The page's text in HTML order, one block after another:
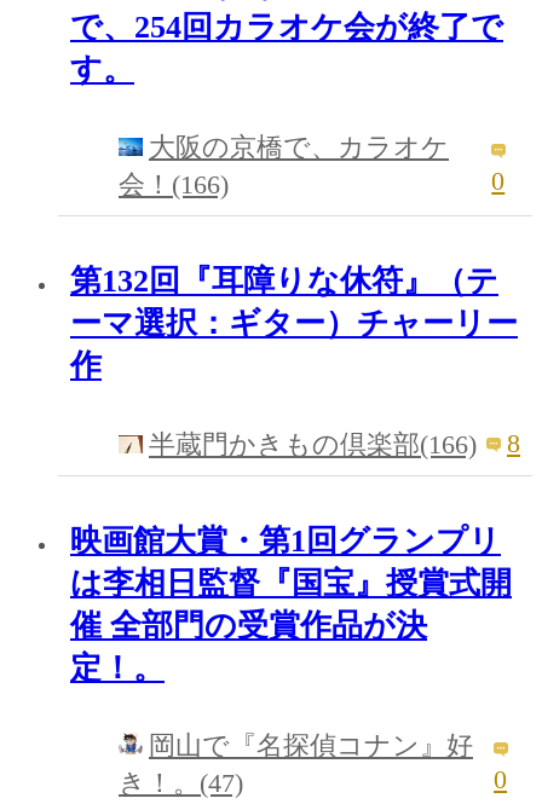
で、254回カラオケ会が終了で
す。
大阪の京橋で、カラオケ
会！(166)
0
第132回『耳障りな休符』（テ
ーマ選択：ギター）チャーリー
作
半蔵門かきもの倶楽部(166) 8
映画館大賞・第1回グランプリ
は李相日監督『国宝』授賞式開
催 全部門の受賞作品が決
定！。
岡山で『名探偵コナン』好
き！。(47)
0